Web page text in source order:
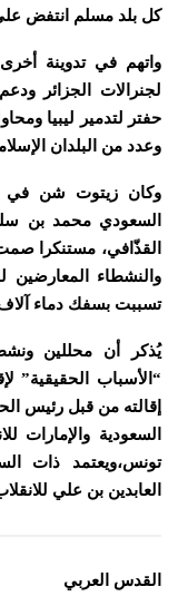
كل بلد مسلم انتفض
واتهم في تدوينة
لجنرالات الجزائر
حفتر لتدمير ليبيا
وعدد من البلدان
وكان زيتوت شن في
السعودي محمد بن
القذّافي، مستنكرا
والنشطاء المعارضين
تسببت بسفك دماء آلاف
يُذكر أن محللين
“الأسباب الحقيقية”
إقالته من قبل رئيس
السعودية والإمارات
تونس،ويعتمد ذات
العابدين بن علي
القدس العربي